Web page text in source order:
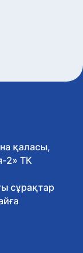
қаласы,
2» ТК
сұрақтар